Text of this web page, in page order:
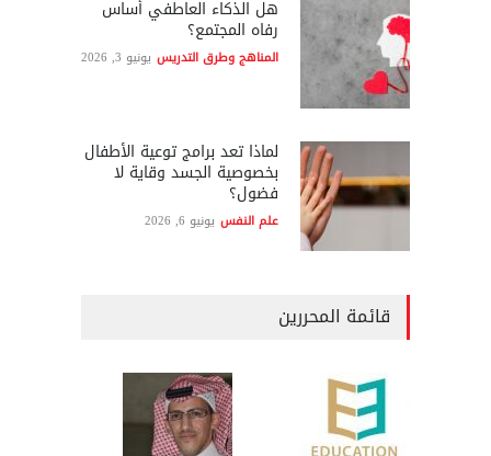
هل الذكاء العاطفي أساس
رفاه المجتمع؟
المناهج وطرق التدريس يونيو 3, 2026
لماذا تعد برامج توعية الأطفال
بخصوصية الجسد وقاية لا
فضول؟
علم النفس يونيو 6, 2026
قائمة المحررين